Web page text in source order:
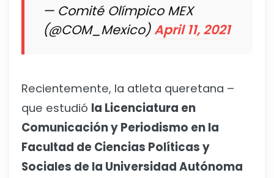
— Comité Olímpico MEX
(@COM_Mexico)April 11, 2021
Recientemente, la atleta queretana –
que estudió la Licenciatura en
Comunicación y Periodismo en la
Facultad de Ciencias Políticas y
Sociales de la Universidad Autónoma